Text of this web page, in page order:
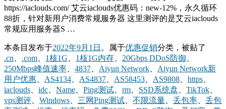
https://iaclouds.com/ 艾云iaclouds优惠码：new-12%，永久循环
88折，针对新用户消费常规服务器 这里测评的是艾云iaclouds
常规应用服务器S …
本条目发布于2022年9月1日 。属于优惠促销分类，被贴了
.cn
.com 1核1G 1核1G内存 20Gbps DDoS防御
250Mbps峰值速率
4837 Aiyun Network
Aiyun Network新
用户优惠
AS4134 AS4837 AS58453 AS9808 https
iaclouds
idc Name Ping测试 rm SSD系统盘 TikTok
vps测评
Windows 三网Ping测试 不限流量 丢包率
丢包